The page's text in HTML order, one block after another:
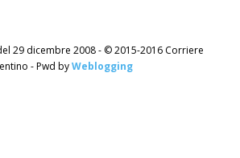
29 dicembre 2008 - © 2015-2016 Corriere
- Pwd byWeblogging